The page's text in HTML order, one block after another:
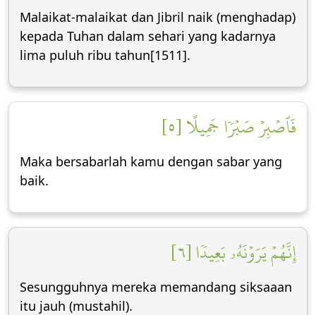
Malaikat-malaikat dan Jibril naik (menghadap)
kepada Tuhan dalam sehari yang kadarnya
lima puluh ribu tahun[1511].
فَٱصۡبِرۡ صَبۡرٗا جَمِيلًا [٥]
Maka bersabarlah kamu dengan sabar yang
baik.
إِنَّهُمۡ يَرَوۡنَهُۥ بَعِيدٗا [٦]
Sesungguhnya mereka memandang siksaaan
itu jauh (mustahil).